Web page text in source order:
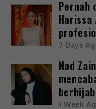
Pernah
7 Days
Nad
berhijab
1 Week